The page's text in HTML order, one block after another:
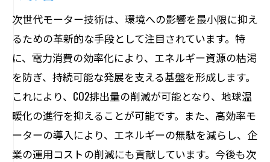
次世代モーター技術は、環境への影響を最小限に抑え
るための革新的な手段として注目されています。特
に、電力消費の効率化により、エネルギー資源の枯渇
を防ぎ、持続可能な発展を支える基盤を形成します。
これにより、CO2排出量の削減が可能となり、地球温
暖化の進行を抑えることが可能です。また、高効率モ
ーターの導入により、エネルギーの無駄を減らし、企
業の運用コストの削減にも貢献しています。今後も次